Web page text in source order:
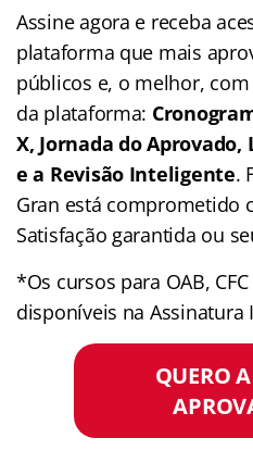
Assine agora e receba
plataforma que mais
públicos e, o melhor,
da plataforma:
X, Jornada do
e a Revisão Inteligente.
Gran está comprometido
Satisfação garantida ou
*Os cursos para OAB,
disponíveis na Assinatura
QUERO